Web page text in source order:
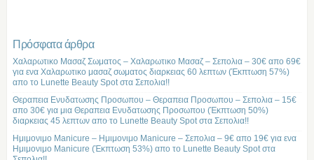
Πρόσφατα άρθρα
Χαλαρωτικο Μασαζ Σωματος – Χαλαρωτικο Μασαζ – Σεπολια – 30€ απο 69€
για ενα Χαλαρωτικο μασαζ σωματος διαρκειας 60 λεπτων (Έκπτωση 57%)
απο το Lunette Beauty Spot στα Σεπολια!!
Θεραπεια Ενυδατωσης Προσωπου – Θεραπεια Προσωπου – Σεπολια – 15€
απο 30€ για μια Θεραπεια Ενυδατωσης Προσωπου (Έκπτωση 50%)
διαρκειας 45 λεπτων απο το Lunette Beauty Spot στα Σεπολια!!
Ημιμονιμο Manicure – Ημιμονιμο Manicure – Σεπολια – 9€ απο 19€ για ενα
Ημιμονιμο Manicure (Έκπτωση 53%) απο το Lunette Beauty Spot στα